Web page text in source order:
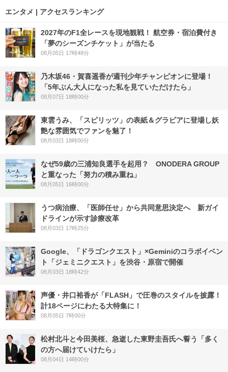
エンタメ | アクセスランキング
2027年のF1全レースを現地観戦！ 航空券・宿泊費付き
「夢のシーズンチケット」が当たる
08月05日 17時48分
乃木坂46・賀喜遥香が週刊少年チャンピオンに登場！
「5年ぶん大人になった私を見ていただけたら」
08月07日 18時00分
東雲うみ、「スピリッツ」の表紙＆グラビアに登場し妖
艶な雰囲気でファンを魅了！
08月03日 18時00分
なぜ59歳の三浦知良選手を起用？ ONODERA GROUP
と重なった「努力の積み重ね」
08月05日 16時00分
うつ病治療、「医師任せ」から共同意思決定へ 新ガイ
ドラインが示す診療改革
08月03日 17時25分
Google、「ドラゴンクエスト」×Geminiのコラボイベン
ト「ジェミニクエスト」を渋谷・原宿で開催
08月03日 18時42分
声優・井口裕香が「FLASH」で圧巻のスタイルを披露！
計18ページにわたる大特集に！
08月05日 7時00分
松村北斗と今田美桜、急逝した東野圭吾氏へ誓う「多く
の方へ届けていけたら」
08月04日 14時00分